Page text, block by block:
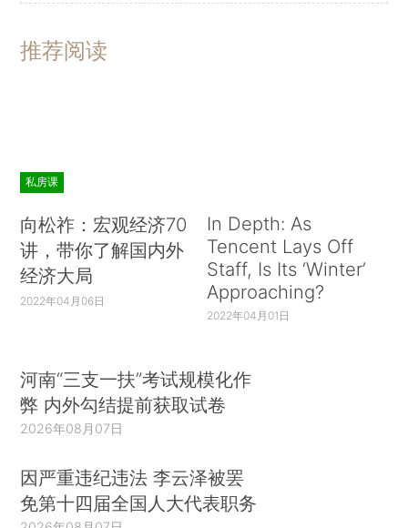
推荐阅读
私房课
向松祚：宏观经济70
讲，带你了解国内外
经济大局
2022年04月06日
In Depth: As
Tencent Lays Off
Staff, Is Its ‘Winter’
Approaching?
2022年04月01日
河南“三支一扶”考试规模化作
弊 内外勾结提前获取试卷
2026年08月07日
因严重违纪违法 李云泽被罢
免第十四届全国人大代表职务